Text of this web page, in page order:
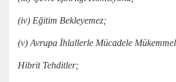
(iv) Eğitim Bekleyemez;
(v) Avrupa İhlallerle Mücadele
Hibrit Tehditler;